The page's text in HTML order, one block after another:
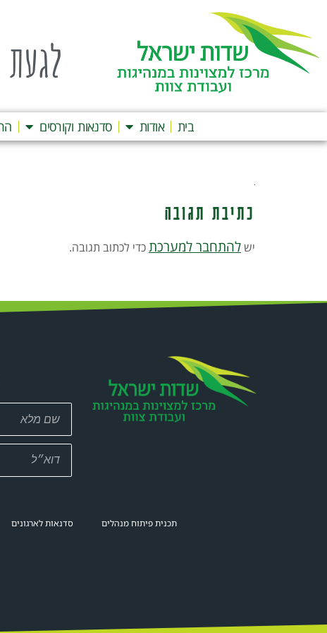
בית אודות סדנאות וקורסים
כתיבת תגובה
ישלהתחבר למערכתכדי לכתוב תגובה.
תכנית פיתוח מנהלים סדנאות לארגונים